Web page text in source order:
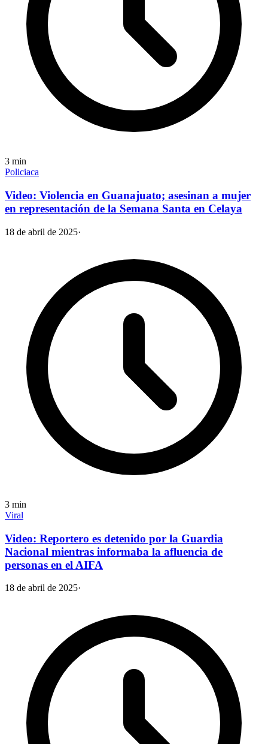
3 min
Policiaca
Video: Violencia en Guanajuato; asesinan a mujer
en representación de la Semana Santa en Celaya
18 de abril de 2025·
3 min
Viral
Video: Reportero es detenido por la Guardia
Nacional mientras informaba la afluencia de
personas en el AIFA
18 de abril de 2025·